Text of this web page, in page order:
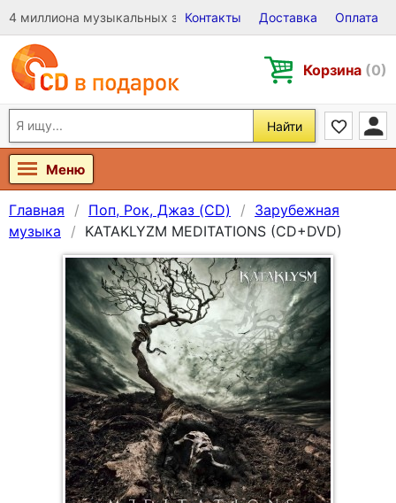
4 миллиона музыкальных записей на Виниле, CD и DVD
Контакты Доставка Оплата
Корзина (0)
Найти
Меню
Главная Поп, Рок, Джаз (CD)
Зарубежная
музыка
KATAKLYZM MEDITATIONS (CD+DVD)